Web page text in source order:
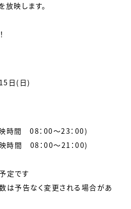
映します。
日(日)
時間 08：00～23：00)
時間 08：00～21：00)
定です
は予告なく変更される場合があ